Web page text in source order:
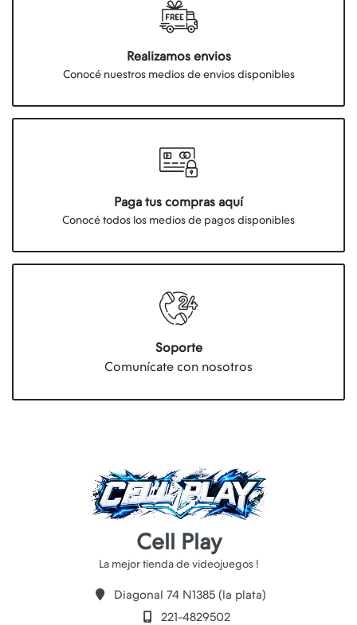
Realizamos envios
Conocé nuestros medios de envios disponibles
Paga tus compras aquí
Conocé todos los medios de pagos disponibles
Soporte
Comunícate con nosotros
Cell Play
Diagonal 74 N1385 (la plata)
221-4829502